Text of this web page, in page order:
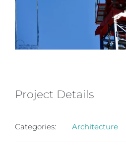
Project Details
Categories: Architecture